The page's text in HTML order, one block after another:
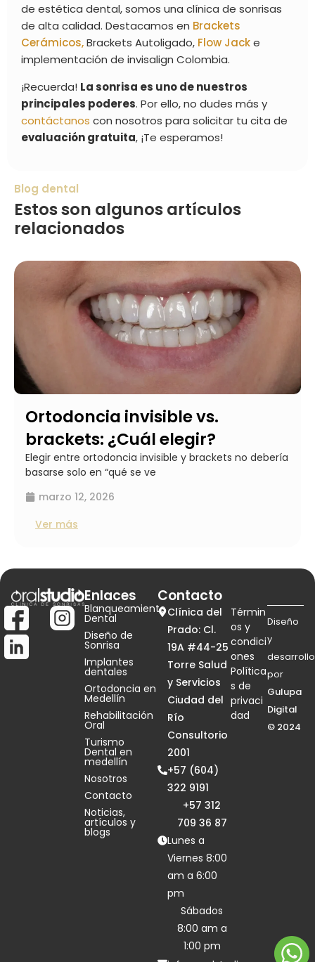
de estética dental, somos una clínica de sonrisas
de alta calidad. Destacamos en Brackets
Cerámicos,Brackets Autoligado, Flow Jacke
implementación de invisalign Colombia.
¡Recuerda! La sonrisa es uno de nuestros
principales poderes. Por ello, no dudes más y
contáctanos con nosotros para solicitar tu cita de
evaluación gratuita, ¡Te esperamos!
Blog dental
Estos son algunos artículos
relacionados
Ortodoncia invisible vs.
brackets: ¿Cuál elegir?
Elegir entre ortodoncia invisible y brackets no debería
basarse solo en “qué se ve
marzo 12, 2026
Ver más
Enlaces
Blanqueamiento
Dental
Diseño de
Sonrisa
Implantes
dentales
Ortodoncia en
Medellín
Rehabilitación
Oral
Turismo
Dental en
medellín
Nosotros
Contacto
Noticias,
artículos y
blogs
Contacto
+57 (604)
322 9191
+57 312
709 36 87
Lunes a
Viernes 8:00
am a 6:00
pm
Sábados
8:00 am a
1:00 pm
Clínica del
Prado: Cl.
19A #44-25
Torre Salud
y Servicios
Ciudad del
Río
Consultorio
2001
Diseño
y
desarrollo
por
Gulupa
Digital
© 2024
Términ
os y
condici
ones
Política
s de
privaci
dad